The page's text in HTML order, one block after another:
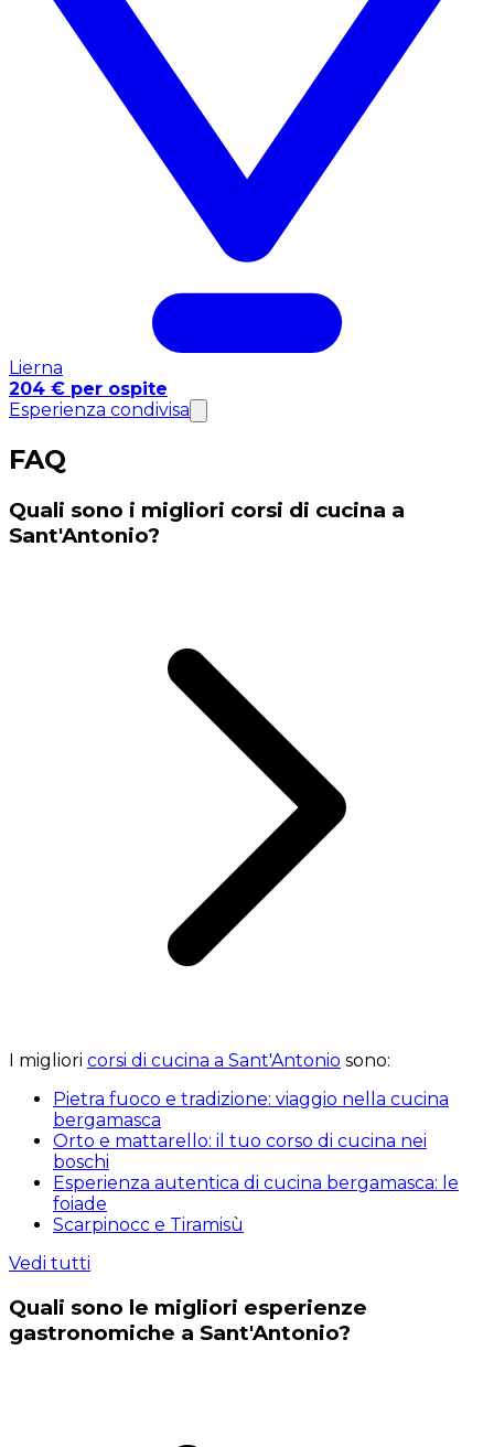
Lierna
204 € per ospite
Esperienza condivisa
FAQ
Quali sono i migliori corsi di cucina a
Sant'Antonio?
I migliori corsi di cucina a Sant'Antonio sono:
Pietra fuoco e tradizione: viaggio nella cucina
bergamasca
Orto e mattarello: il tuo corso di cucina nei
boschi
Esperienza autentica di cucina bergamasca: le
foiade
Scarpinocc e Tiramisù
Vedi tutti
Quali sono le migliori esperienze
gastronomiche a Sant'Antonio?